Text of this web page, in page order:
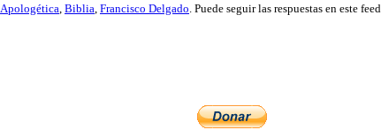
Apologética Biblia Francisco Delgado . Puede seguir las respuestas en este feed